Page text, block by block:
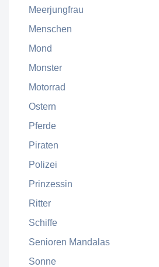
Meerjungfrau
Menschen
Mond
Monster
Motorrad
Ostern
Pferde
Piraten
Polizei
Prinzessin
Ritter
Schiffe
Senioren Mandalas
Sonne